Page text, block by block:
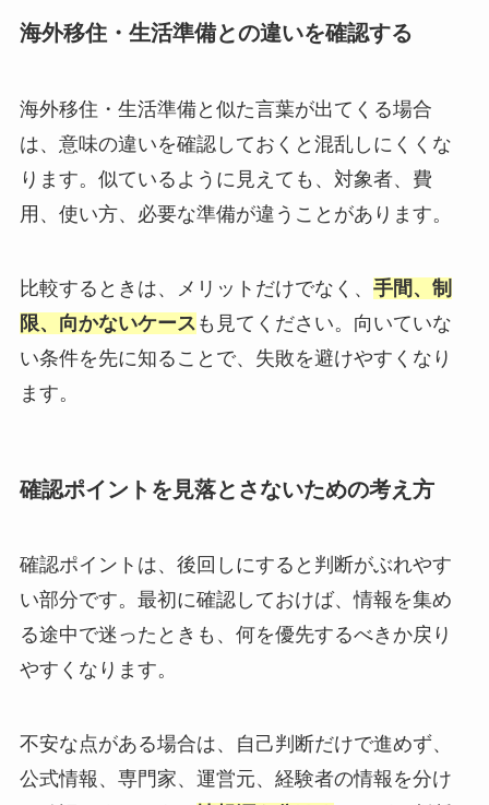
海外移住・生活準備との違いを確認する
海外移住・生活準備と似た言葉が出てくる場合
は、意味の違いを確認しておくと混乱しにくくな
ります。似ているように見えても、対象者、費
用、使い方、必要な準備が違うことがあります。
比較するときは、メリットだけでなく、 手間、制
限、向かないケース も見てください。向いていな
い条件を先に知ることで、失敗を避けやすくなり
ます。
確認ポイントを見落とさないための考え方
確認ポイントは、後回しにすると判断がぶれやす
い部分です。最初に確認しておけば、情報を集め
る途中で迷ったときも、何を優先するべきか戻り
やすくなります。
不安な点がある場合は、自己判断だけで進めず、
公式情報、専門家、運営元、経験者の情報を分け